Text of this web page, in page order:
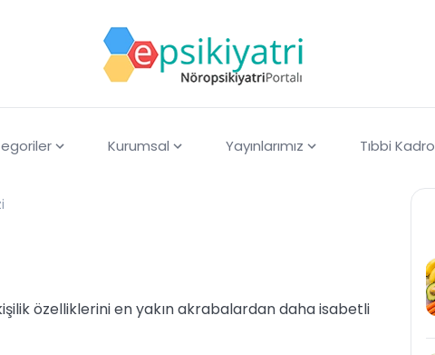
Kurumsal Yayınlarımız Tıbbi Kadro
özelliklerini en yakın akrabalardan daha isabetli